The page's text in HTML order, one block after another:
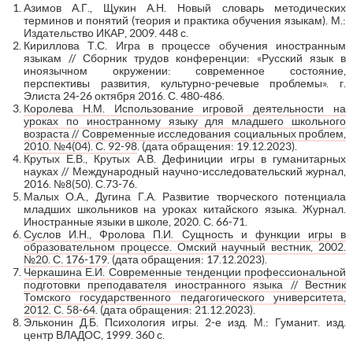
Азимов А.Г., Щукин А.Н. Новый словарь методических
терминов и понятий (теория и практика обучения языкам). М.:
Издательство ИКАР, 2009. 448 с.
Кириллова Т.С. Игра в процессе обучения иностранным
языкам // Сборник трудов конференции: «Русский язык в
иноязычном окружении: современное состояние,
перспективы развития, культурно-речевые проблемы». г.
Элиста 24-26 октября 2016. С. 480-486.
Королева Н.М. Использование игровой деятельности на
уроках по иностранному языку для младшего школьного
возраста // Современные исследования социальных проблем,
2010. №4(04). С. 92-98. (дата обращения: 19.12.2023).
Крутых Е.В., Крутых А.В. Дефиниции игры в гуманитарных
науках // Международный научно-исследовательский журнал,
2016. №8(50). С.73-76.
Малых О.А., Дугина Г.А. Развитие творческого потенциала
младших школьников на уроках китайского языка. Журнал.
Иностранные языки в школе, 2020. С. 66-71.
Суслов И.Н., Фролова П.И. Сущность и функции игры в
образовательном процессе. Омский научный вестник, 2002.
№20. С. 176-179. (дата обращения: 17.12.2023).
Черкашина Е.И. Современные тенденции профессиональной
подготовки преподавателя иностранного языка // Вестник
Томского государственного педагогического университета,
2012. С. 58-64. (дата обращения: 21.12.2023).
Эльконин Д.Б. Психология игры. 2-е изд. М.: Гуманит. изд.
центр ВЛАДОС, 1999. 360 с.